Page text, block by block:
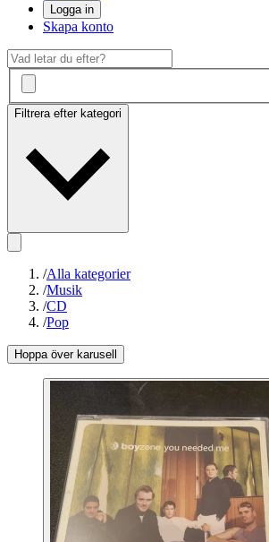
Logga in
Skapa konto
Filtrera efter kategori
/Alla kategorier
/Musik
/CD
/Pop
Hoppa över karusell